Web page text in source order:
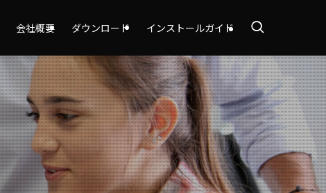
会社概要 ダウンロード インストールガイド